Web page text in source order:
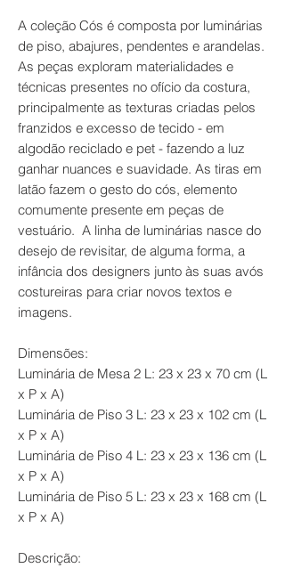
A coleção Cós é composta por luminárias
de piso, abajures, pendentes e arandelas.
As peças exploram materialidades e
técnicas presentes no ofício da costura,
principalmente as texturas criadas pelos
franzidos e excesso de tecido - em
algodão reciclado e pet - fazendo a luz
ganhar nuances e suavidade. As tiras em
latão fazem o gesto do cós, elemento
comumente presente em peças de
vestuário. A linha de luminárias nasce do
desejo de revisitar, de alguma forma, a
infância dos designers junto às suas avós
costureiras para criar novos textos e
imagens.
Dimensões:
Luminária de Mesa 2 L: 23 x 23 x 70 cm (L
x P x A)
Luminária de Piso 3 L: 23 x 23 x 102 cm (L
x P x A)
Luminária de Piso 4 L: 23 x 23 x 136 cm (L
x P x A)
Luminária de Piso 5 L: 23 x 23 x 168 cm (L
x P x A)​
Descrição: